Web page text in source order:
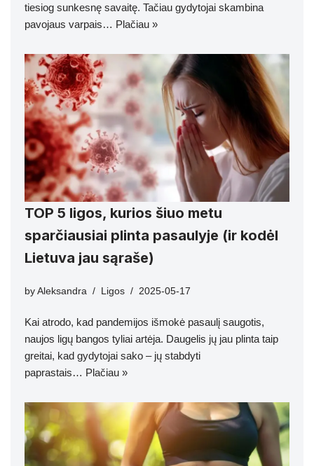
tiesiog sunkesnę savaitę. Tačiau gydytojai skambina
pavojaus varpais… Plačiau »
TOP 5 ligos, kurios šiuo metu
sparčiausiai plinta pasaulyje (ir kodėl
Lietuva jau sąraše)
by Aleksandra Ligos 2025-05-17
Kai atrodo, kad pandemijos išmokė pasaulį saugotis,
naujos ligų bangos tyliai artėja. Daugelis jų jau plinta taip
greitai, kad gydytojai sako – jų stabdyti
paprastais… Plačiau »